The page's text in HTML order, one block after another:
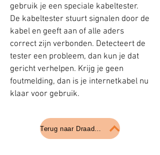
gebruik je een speciale kabeltester.
De kabeltester stuurt signalen door de
kabel en geeft aan of alle aders
correct zijn verbonden. Detecteert de
tester een probleem, dan kun je dat
gericht verhelpen. Krijg je geen
foutmelding, dan is je internetkabel nu
klaar voor gebruik.​